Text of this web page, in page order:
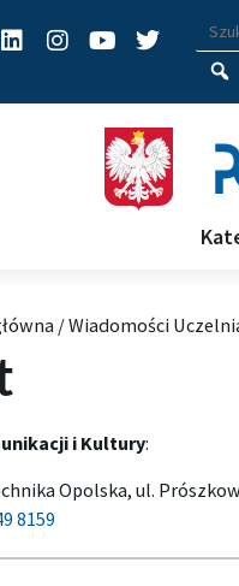
LinkedinInstagram
YoutubeTwitter
/Wiadomości
i Kultury:
Opolska, ul.
8159